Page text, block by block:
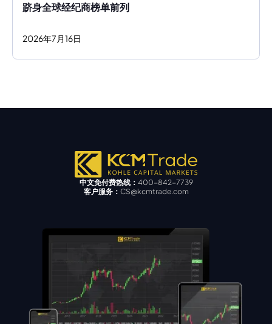
跻身全球经纪商榜单前列
2026年7 月16日
中文免付费热线： 400-842-7739
客户服务： CS@kcmtrade.com